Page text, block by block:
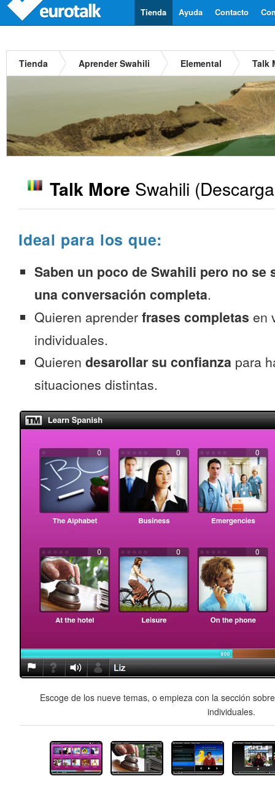
Contacto
Ayuda
Tienda
Tienda Aprender Swahili Elemental Talk
Talk More Swahili
Ideal para los que:
Saben un poco de Swahili pero no se
una conversación completa.
Quieren aprender frases completas en
individuales.
Quieren desarollar su confianza para
situaciones distintas.
Escoge de los nueve temas, o empieza con la sección
individuales.